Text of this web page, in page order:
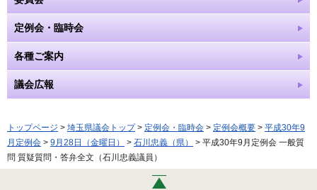
定例会・臨時会
各種ご案内
議会広報
トップページ > 埼玉県議会トップ> 定例会・臨時会 > 定例会概要 > 平成30年9
月定例会 > 9月28日（金曜日） > 石川忠義（県）
> 平成30年9月定例会 一般質
問 質疑質問・答弁全文（石川忠義議員）